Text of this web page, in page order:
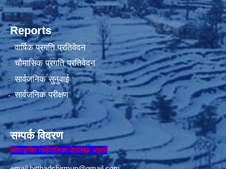
Reports
वार्षिक प्रगति प्रतिवेदन
चौमासिक प्रगति प्रतिवेदन
सार्वजनिक सुनुवाई
सार्वजनिक परीक्षण
सम्पर्क विवरण
बित्थडचिर गाउँपालिका देउलेख ,बझांग